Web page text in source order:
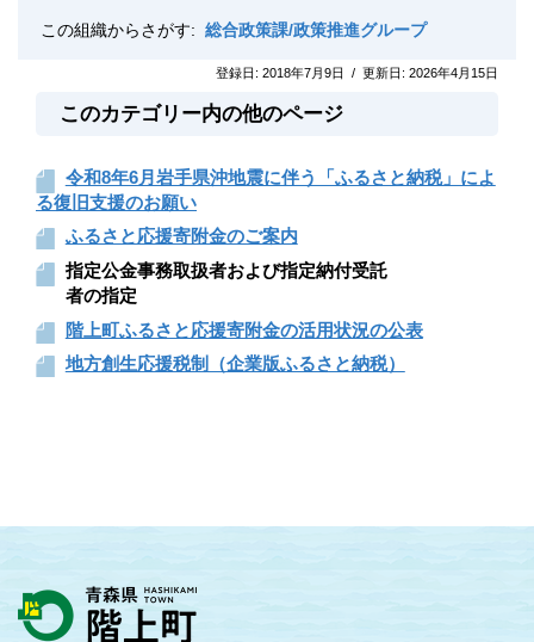
この組織からさがす: 総合政策課/政策推進グループ
登録日: 2018年7月9日 / 更新日: 2026年4月15日
このカテゴリー内の他のページ
令和8年6月岩手県沖地震に伴う「ふるさと納税」によ
る復旧支援のお願い
ふるさと応援寄附金のご案内
指定公金事務取扱者および指定納付受託
者の指定
階上町ふるさと応援寄附金の活用状況の公表
地方創生応援税制（企業版ふるさと納税）